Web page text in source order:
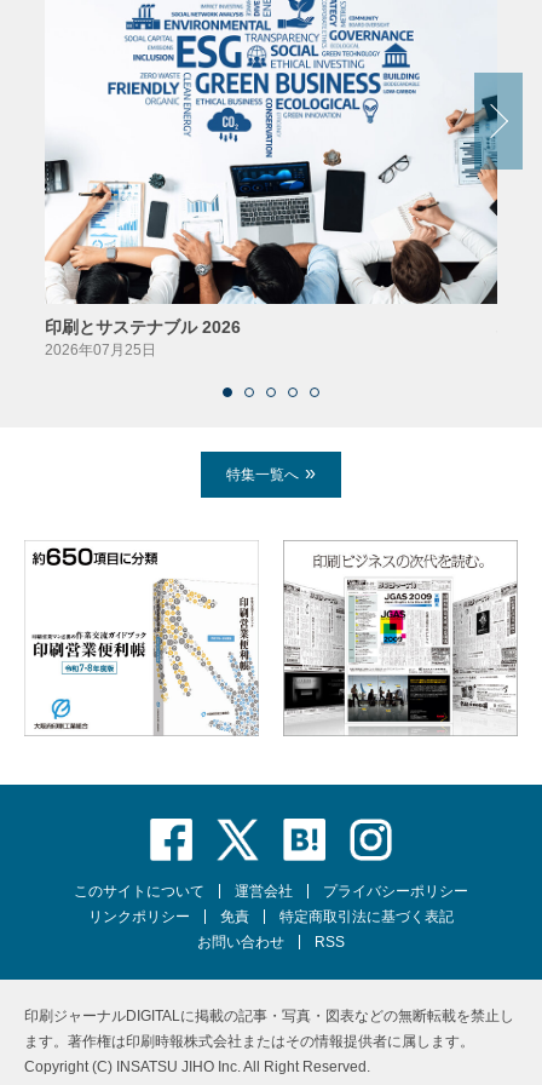
印刷とサステナブル 2026
2026年07月25日
特集一覧へ
このサイトについて 運営会社
プライバシーポリシー
リンクポリシー
免責
特定商取引法に基づく表記
お問い合わせ
RSS
印刷ジャーナルDIGITALに掲載の記事・写真・図表などの無断転載を禁止し
ます。著作権は印刷時報株式会社またはその情報提供者に属します。
Copyright (C) INSATSU JIHO Inc. All Right Reserved.